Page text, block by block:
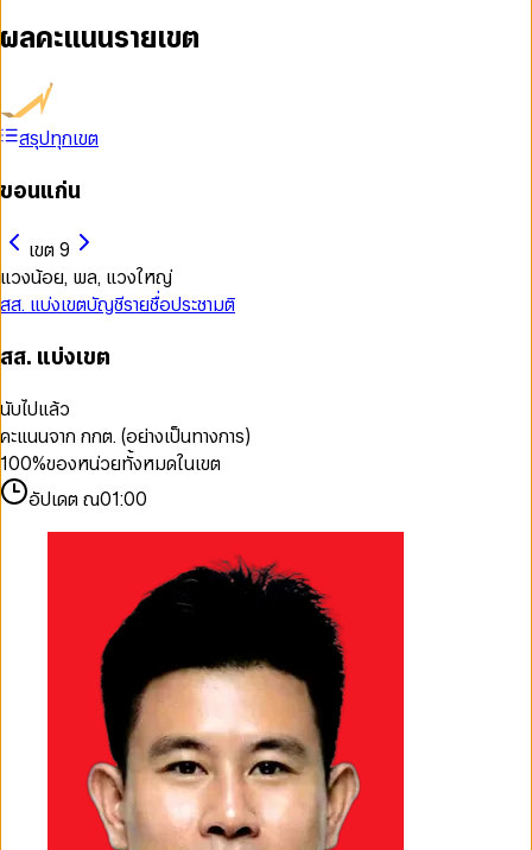
ผลคะแนนรายเขต
สรุปทุกเขต
ขอนแก่น
เขต 9
แวงน้อย, พล, แวงใหญ่
สส. แบ่งเขตบัญชีรายชื่อประชามติ
สส. แบ่งเขต
นับไปแล้ว
คะแนนจาก กกต. (อย่างเป็นทางการ)
100%ของหน่วยทั้งหมดในเขต
อัปเดต ณ01:00